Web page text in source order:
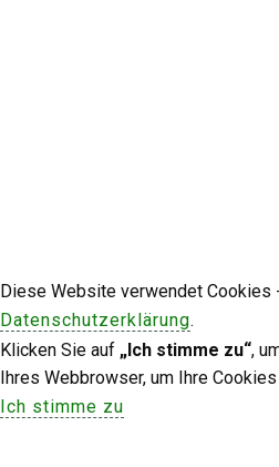
Diese Website verwendet Cookies
Datenschutzerklärung.
Klicken Sie auf „Ich stimme zu“,
Ihres Webbrowser, um Ihre
Ich stimme zu